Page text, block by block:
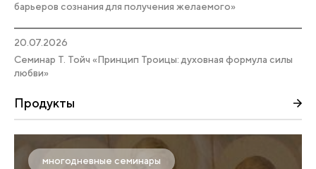
барьеров сознания для получения желаемого»
20.07.2026
Семинар Т. Тойч «Принцип Троицы: духовная формула силы
любви»
Продукты
многодневные семинары